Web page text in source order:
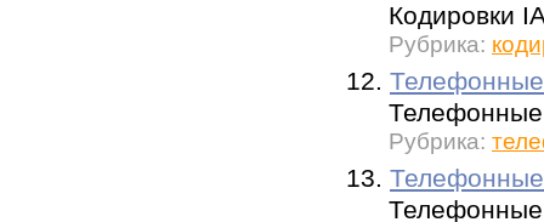
Кодировки
Рубрика:
12.
Рубрика:
13.